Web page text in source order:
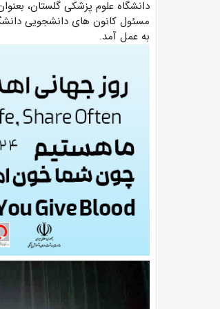
دانشگاه علوم پزشکی گلستان،
مسئول کانون های دانشجویی
به عمل آمد.